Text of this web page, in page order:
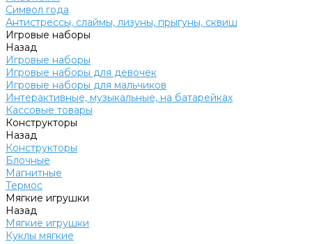
Символ года
Антистрессы, слаймы, лизуны, прыгуны, сквиш
Игровые наборы
Назад
Игровые наборы
Игровые наборы для девочек
Игровые наборы для мальчиков
Интерактивные, музыкальные, на батарейках
Кассовые товары
Конструкторы
Назад
Конструкторы
Блочные
Магнитные
Термос
Мягкие игрушки
Назад
Мягкие игрушки
Куклы мягкие